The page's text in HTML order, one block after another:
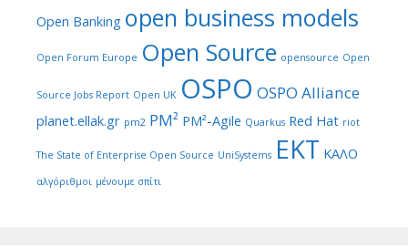
Open Banking open business models
Open Forum Europe Open Source opensource Open
Source Jobs Report Open UK OSPO OSPO Alliance
planet.ellak.gr pm2 PM² PM²-Agile Quarkus Red Hat riot
The State of Enterprise Open Source UniSystems ΕΚΤ ΚΑΛΟ
αλγόριθμοι μένουμε σπίτι